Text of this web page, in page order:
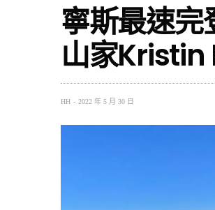
寧斯最速
山家Kristin
HH 2022 年 5 月 30 日